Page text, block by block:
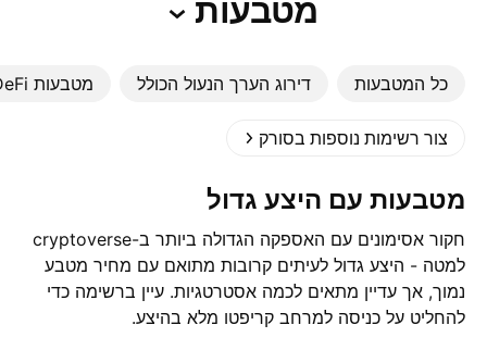
מטבעות
כל המטבעות דירוג הערך הנעול הכולל מטבעות DeFi
צור רשימות נוספות בסורק
מטבעות עם היצע גדול
חקור אסימונים עם האספקה הגדולה ביותר ב-cryptoverse
למטה - היצע גדול לעיתים קרובות מתואם עם מחיר מטבע
נמוך, אך עדיין מתאים לכמה אסטרטגיות. עיין ברשימה כדי
להחליט על כניסה למרחב קריפטו מלא בהיצע.